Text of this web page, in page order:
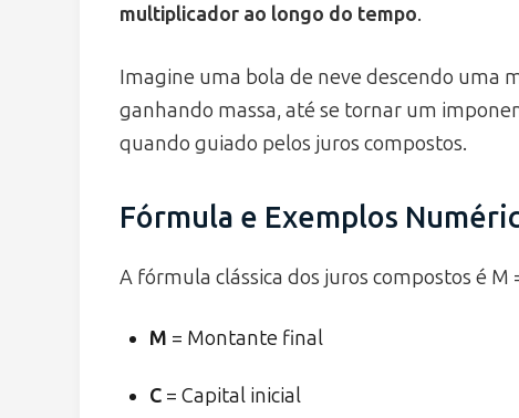
multiplicador ao longo do tempo.
Imagine uma bola de neve descendo uma
ganhando massa, até se tornar um
quando guiado pelos juros compostos.
Fórmula e Exemplos
A fórmula clássica dos juros compostos é M
M = Montante final
C = Capital inicial